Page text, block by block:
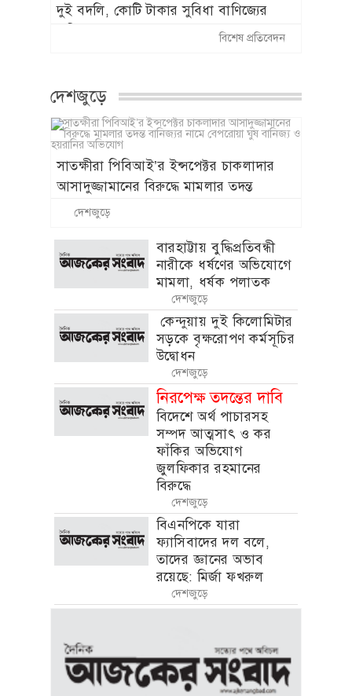
দুই বদলি, কোটি টাকার সুবিধা বাণিজ্যের
বিশেষ প্রতিবেদন
দেশজুড়ে
সাতক্ষীরা পিবিআই’র ইন্সপেক্টর চাকলাদার
আসাদুজ্জামানের বিরুদ্ধে মামলার তদন্ত
বানিজ্যর নামে বেপরোয়া ঘুষ বানিজ্য ও
দেশজুড়ে
বারহাট্টায় বুদ্ধিপ্রতিবন্ধী
নারীকে ধর্ষণের অভিযোগে
মামলা, ধর্ষক পলাতক
দেশজুড়ে
কেন্দুয়ায় দুই কিলোমিটার
সড়কে বৃক্ষরোপণ কর্মসূচির
উদ্বোধন
দেশজুড়ে
নিরপেক্ষ তদন্তের দাবি
বিদেশে অর্থ পাচারসহ
সম্পদ আত্মসাৎ ও কর
ফাঁকির অভিযোগ
জুলফিকার রহমানের
বিরুদ্ধে
দেশজুড়ে
বিএনপিকে যারা
ফ্যাসিবাদের দল বলে,
তাদের জ্ঞানের অভাব
রয়েছে: মির্জা ফখরুল
দেশজুড়ে